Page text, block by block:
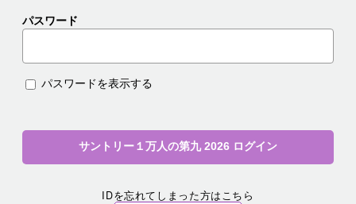
パスワード
パスワードを表示する
サントリー１万人の第九 2026 ログイン
IDを忘れてしまった方はこちら